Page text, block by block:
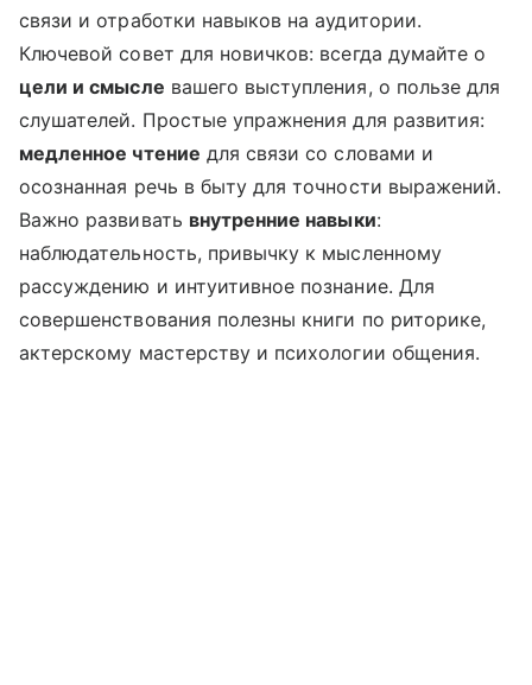
связи и отработки навыков на аудитории.
Ключевой совет для новичков: всегда думайте о
цели и смысле вашего выступления, о пользе для
слушателей. Простые упражнения для развития:
медленное чтение для связи со словами и
осознанная речь в быту для точности выражений.
Важно развивать внутренние навыки:
наблюдательность, привычку к мысленному
рассуждению и интуитивное познание. Для
совершенствования полезны книги по риторике,
актерскому мастерству и психологии общения.